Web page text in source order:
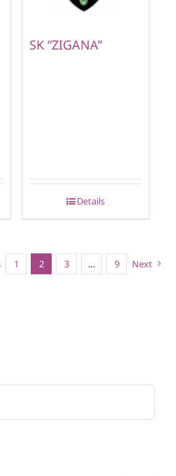
SK “ZIGANA”
Details
1 2 3 … 9 Next